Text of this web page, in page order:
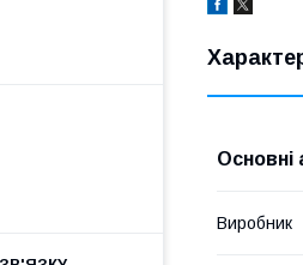
Основні
Виробник